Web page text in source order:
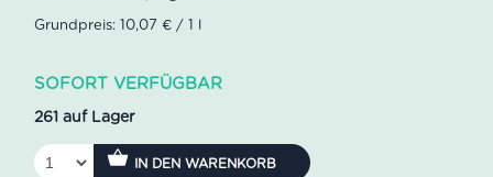
Grundpreis: 10,07 € / 1 l
SOFORT VERFÜGBAR
261 auf Lager
IN DEN WARENKORB